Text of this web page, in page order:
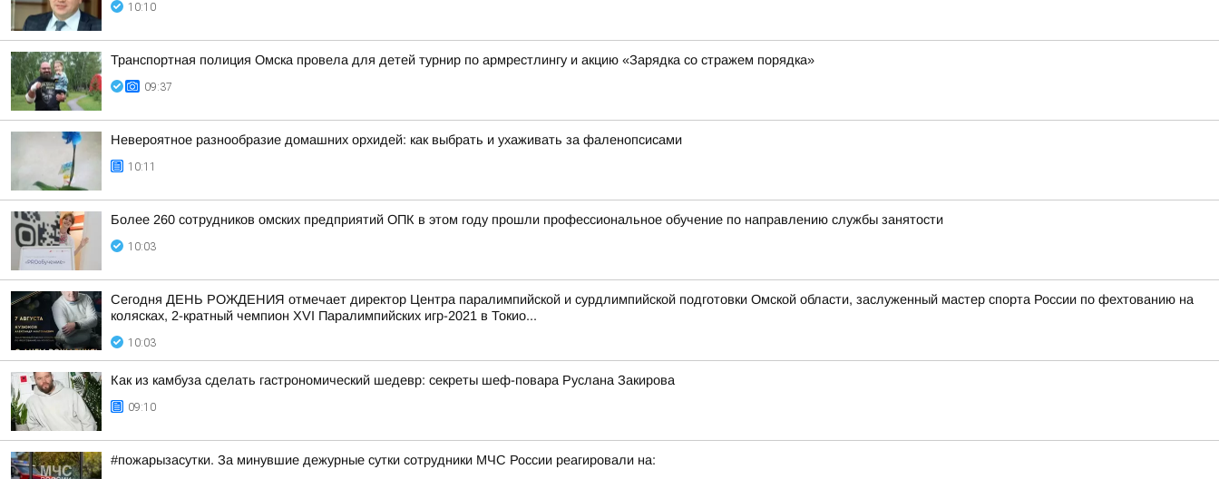
10:10
Транспортная полиция Омска провела для детей турнир по армрестлингу и акцию «Зарядка со стражем порядка»
09:37
Невероятное разнообразие домашних орхидей: как выбрать и ухаживать за фаленопсисами
10:11
Более 260 сотрудников омских предприятий ОПК в этом году прошли профессиональное обучение по направлению службы занятости
10:03
Сегодня ДЕНЬ РОЖДЕНИЯ отмечает директор Центра паралимпийской и сурдлимпийской подготовки Омской области, заслуженный мастер спорта России по фехтованию на
колясках, 2-кратный чемпион XVI Паралимпийских игр-2021 в Токио...
10:03
Как из камбуза сделать гастрономический шедевр: секреты шеф-повара Руслана Закирова
09:10
#пожарызасутки. За минувшие дежурные сутки сотрудники МЧС России реагировали на: